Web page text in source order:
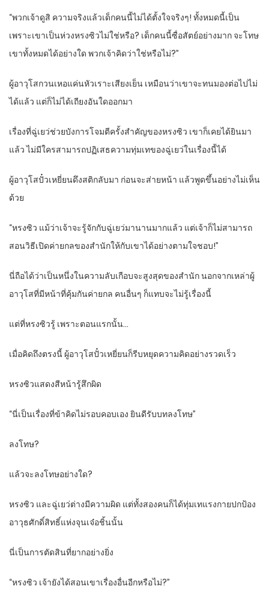
“พวกเจ้าดูสิ ความจริงแล้วเด็กคนนี้ไม่ได้ตั้งใจจริงๆ! ทั้งหมดนี้เป็น
เพราะเขาเป็นห่วงหรงซิวไม่ใช่หรือ? เด็กคนนี้ซื่อสัตย์อย่างมาก จะโทษ
เขาทั้งหมดได้อย่างใด พวกเจ้าคิดว่าใช่หรือไม่?”
ผู้อาวุโสกวนเหอแค่นหัวเราะเสียงเย็น เหมือนว่าเขาจะทนมองต่อไปไม่
ได้แล้ว แต่ก็ไม่ได้เถียงอันใดออกมา
เรื่องที่ฉู่เยว่ช่วยบังการโจมตีครั้งสำคัญของหรงซิว เขาก็เคยได้ยินมา
แล้ว ไม่มีใครสามารถปฏิเสธความทุ่มเทของฉู่เยว่ในเรื่องนี้ได้
ผู้อาวุโสปั๋วเหยี่ยนดึงสติกลับมา ก่อนจะส่ายหน้า แล้วพูดขึ้นอย่างไม่เห็น
ด้วย
“หรงซิว แม้ว่าเจ้าจะรู้จักกับฉู่เยว่มานานมากแล้ว แต่เจ้าก็ไม่สามารถ
สอนวิธีเปิดค่ายกลของสำนักให้กับเขาได้อย่างตามใจชอบ!”
นี่ถือได้ว่าเป็นหนึ่งในความลับเกือบจะสูงสุดของสำนัก นอกจากเหล่าผู้
อาวุโสที่มีหน้าที่คุ้มกันค่ายกล คนอื่นๆ ก็แทบจะไม่รู้เรื่องนี้
แต่ที่หรงซิวรู้ เพราะตอนแรกนั้น…
เมื่อคิดถึงตรงนี้ ผู้อาวุโสปั๋วเหยี่ยนก็รีบหยุดความคิดอย่างรวดเร็ว
หรงซิวแสดงสีหน้ารู้สึกผิด
“นี่เป็นเรื่องที่ข้าคิดไม่รอบคอบเอง ยินดีรับบทลงโทษ”
ลงโทษ?
แล้วจะลงโทษอย่างใด?
หรงซิว และฉู่เยว่ต่างมีความผิด แต่ทั้งสองคนก็ได้ทุ่มเทแรงกายปกป้อง
อาวุธศักดิ์สิทธิ์แห่งจุนเจ๋อชิ้นนั้น
นี่เป็นการตัดสินที่ยากอย่างยิ่ง
“หรงซิว เจ้ายังได้สอนเขาเรื่องอื่นอีกหรือไม่?”